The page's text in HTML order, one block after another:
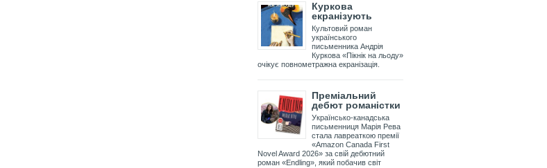
Куркова
екранізують
Культовий роман
українського
письменника Андрія
Куркова «Пікнік на льоду»
очікує повнометражна екранізація.
Преміальний
дебют романістки
Українсько-канадська
письменниця Марія Рева
стала лавреаткою премії
«Amazon Canada First
Novel Award 2026» за свій дебютний
роман «Endling», який побачив світ